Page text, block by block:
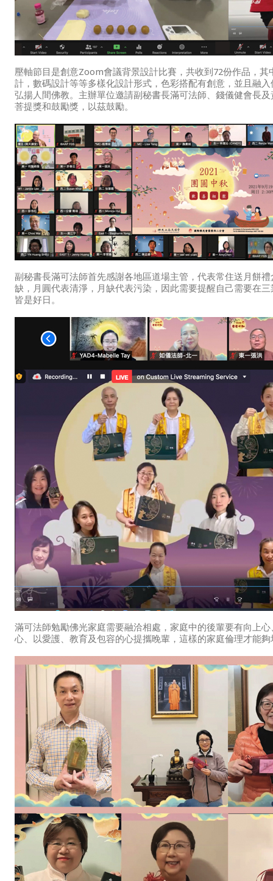
壓軸節目是創意Zoom會議背景設計比賽，共收到72份作品，
計，數碼設計等等多樣化設計形式，色彩搭配有創意，並且融
弘揚人間佛教。主辦單位邀請副秘書長滿可法師、錢儀健會長
菩提獎和鼓勵獎，以茲鼓勵。
副秘書長滿可法師首先感謝各地區道場主管，代表常住送月餅
缺，月圓代表清淨，月缺代表污染，因此需要提醒自己需要在
皆是好日。
滿可法師勉勵佛光家庭需要融洽相處，家庭中的後輩要有向上
心、以愛護、教育及包容的心提攜晚輩，這樣的家庭倫理才能